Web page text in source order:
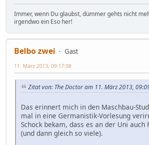
Immer, wenn Du glaubst, dümmer gehts nicht
irgendwo ein Eso her!
Belbo zwei
Gast
11. März 2013, 09:17:08
Zitat von: The Doctor am 11. März 2013,
Das erinnert mich in den Maschbau-
mal in eine Germanistik-Vorlesung
Schock bekam, dass es an der Uni auch
(und dann gleich so viele).